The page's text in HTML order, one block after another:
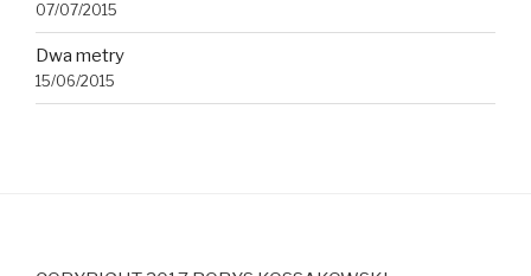
07/07/2015
Dwa metry
15/06/2015